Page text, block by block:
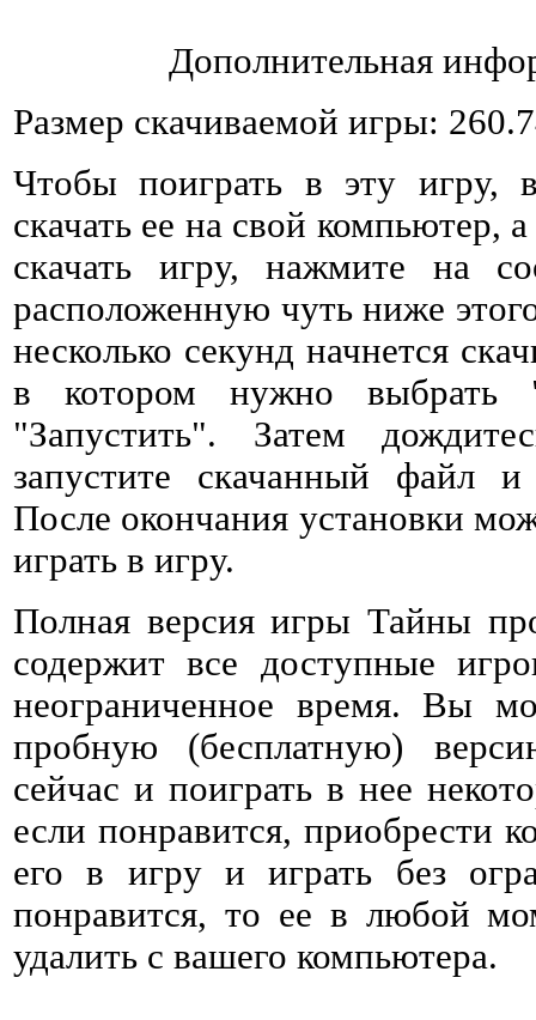
Дополнительная
Размер скачиваемой игры:
Чтобы поиграть в эту игру,
скачать ее на свой компьютер,
скачать игру, нажмите на
расположенную чуть ниже
несколько секунд начнется
в котором нужно выбрать
"Запустить". Затем
запустите скачанный файл и
После окончания установки
играть в игру.
Полная версия игры Тайны
содержит все доступные
неограниченное время. Вы
пробную (бесплатную)
сейчас и поиграть в нее
если понравится, приобрести
его в игру и играть без
понравится, то ее в любой
удалить с вашего компьютера.